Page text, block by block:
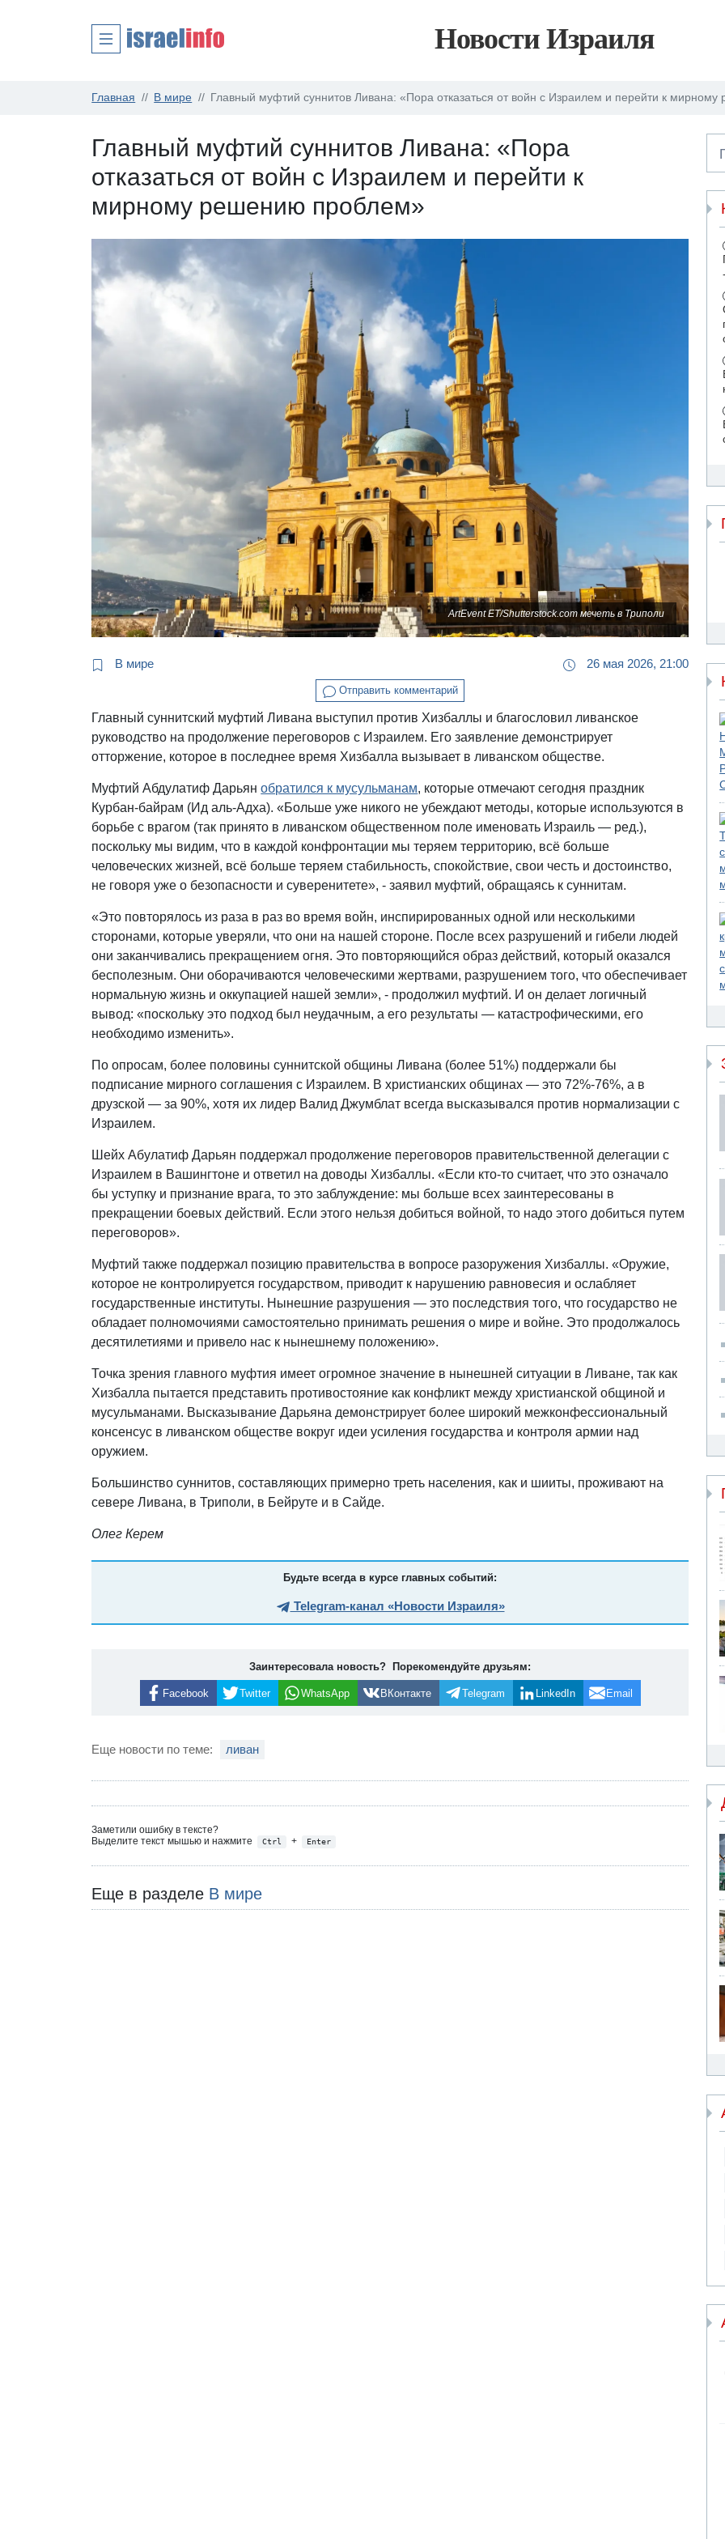
Новости Израиля
Главная В мире Главный муфтий суннитов Ливана: «Пора отказаться от войн с Израилем и перейти к
Главный муфтий суннитов Ливана: «Пора
отказаться от войн с Израилем и перейти к
мирному решению проблем»
ArtEvent ET/Shutterstock.com мечеть в Триполи
В мире 26 мая 2026, 21:00
Отправить комментарий
Главный суннитский муфтий Ливана выступил против Хизбаллы и благословил ливанское
руководство на продолжение переговоров с Израилем. Его заявление демонстрирует
отторжение, которое в последнее время Хизбалла вызывает в ливанском обществе.
Муфтий Абдулатиф Дарьянобратился к мусульманам, которые отмечают сегодня праздник
Курбан-байрам (Ид аль-Адха). «Больше уже никого не убеждают методы, которые используются в
борьбе с врагом (так принято в ливанском общественном поле именовать Израиль — ред.),
поскольку мы видим, что в каждой конфронтации мы теряем территорию, всё больше
человеческих жизней, всё больше теряем стабильность, спокойствие, свои честь и достоинство,
не говоря уже о безопасности и суверенитете», - заявил муфтий, обращаясь к суннитам.
«Это повторялось из раза в раз во время войн, инспирированных одной или несколькими
сторонами, которые уверяли, что они на нашей стороне. После всех разрушений и гибели людей
они заканчивались прекращением огня. Это повторяющийся образ действий, который оказался
бесполезным. Они оборачиваются человеческими жертвами, разрушением того, что обеспечивает
нормальную жизнь и оккупацией нашей земли», - продолжил муфтий. И он делает логичный
вывод: «поскольку это подход был неудачным, а его результаты — катастрофическими, его
необходимо изменить».
По опросам, более половины суннитской общины Ливана (более 51%) поддержали бы
подписание мирного соглашения с Израилем. В христианских общинах — это 72%-76%, а в
друзской — за 90%, хотя их лидер Валид Джумблат всегда высказывался против нормализации с
Израилем.
Шейх Абулатиф Дарьян поддержал продолжение переговоров правительственной делегации с
Израилем в Вашингтоне и ответил на доводы Хизбаллы. «Если кто-то считает, что это означало
бы уступку и признание врага, то это заблуждение: мы больше всех заинтересованы в
прекращении боевых действий. Если этого нельзя добиться войной, то надо этого добиться путем
переговоров».
Муфтий также поддержал позицию правительства в вопросе разоружения Хизбаллы. «Оружие,
которое не контролируется государством, приводит к нарушению равновесия и ослабляет
государственные институты. Нынешние разрушения — это последствия того, что государство не
обладает полномочиями самостоятельно принимать решения о мире и войне. Это продолжалось
десятилетиями и привело нас к нынешнему положению».
Точка зрения главного муфтия имеет огромное значение в нынешней ситуации в Ливане, так как
Хизбалла пытается представить противостояние как конфликт между христианской общиной и
мусульманами. Высказывание Дарьяна демонстрирует более широкий межконфессиональный
консенсус в ливанском обществе вокруг идеи усиления государства и контроля армии над
оружием.
Большинство суннитов, составляющих примерно треть населения, как и шииты, проживают на
севере Ливана, в Триполи, в Бейруте и в Сайде.
Олег Керем
Будьте всегда в курсе главных событий:
Telegram-канал «Новости Израиля»
Заинтересовала новость? Порекомендуйте друзьям:
Facebook Twitter WhatsApp ВКонтакте Telegram LinkedIn Email
Еще новости по теме: ливан
Заметили ошибку в тексте?
Выделите текст мышью и нажмите
Ctrl + Enter
Еще в разделе В мире